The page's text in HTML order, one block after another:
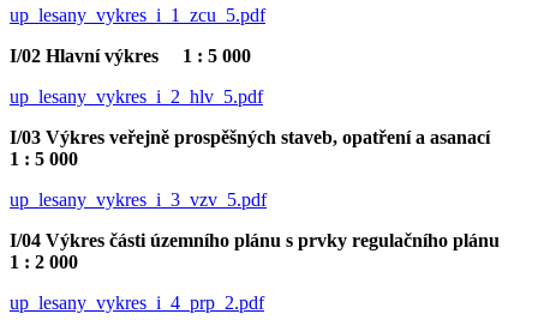
up_lesany_vykres_i_1_zcu_5.pdf
I/02 Hlavní výkres 1 : 5 000
up_lesany_vykres_i_2_hlv_5.pdf
I/03 Výkres veřejně prospěšných staveb, opatření a asanací
1 : 5 000
up_lesany_vykres_i_3_vzv_5.pdf
I/04 Výkres části územního plánu s prvky regulačního plánu
1 : 2 000
up_lesany_vykres_i_4_prp_2.pdf